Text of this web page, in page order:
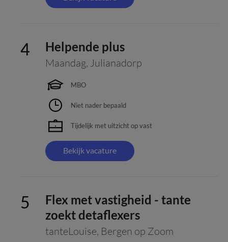
Helpende plus
Maandag, Julianadorp
MBO
Niet nader bepaald
Tijdelijk met uitzicht op vast
Bekijk vacature
Flex met vastigheid - tante
zoekt detaflexers
tanteLouise, Bergen op Zoom